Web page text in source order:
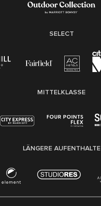
SELECT
MITTELKLASSE
LÄNGERE AUFENTHALTE